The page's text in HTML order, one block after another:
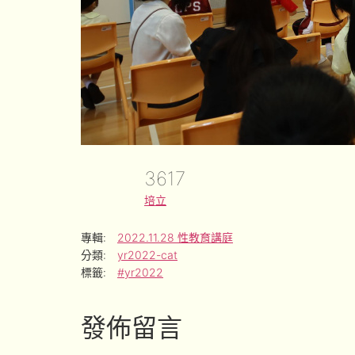
3617
培立
專輯:
2022.11.28 性教育講庭
分類:
yr2022-cat
標籤:
#yr2022
發佈留言